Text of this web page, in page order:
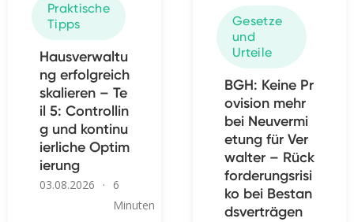
Praktische
Tipps
Hausverwaltu
ng erfolgreich
skalieren – Te
il 5: Controllin
g und kontinu
ierliche Optim
ierung
03.08.2026 ·
6
Minuten
Gesetze
und
Urteile
BGH: Keine Pr
ovision mehr
bei Neuvermi
etung für Ver
walter – Rück
forderungsrisi
ko bei Bestan
dsverträgen